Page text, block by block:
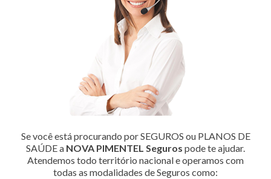
Se você está procurando por SEGUROS ou PLANOS DE
SAÚDE a NOVA PIMENTEL Seguros pode te ajudar.
Atendemos todo território nacional e operamos com
todas as modalidades de Seguros como: